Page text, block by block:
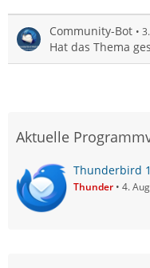
Community-Bot
Hat das Thema
Aktuelle
Thunderbird
Thunder 4.